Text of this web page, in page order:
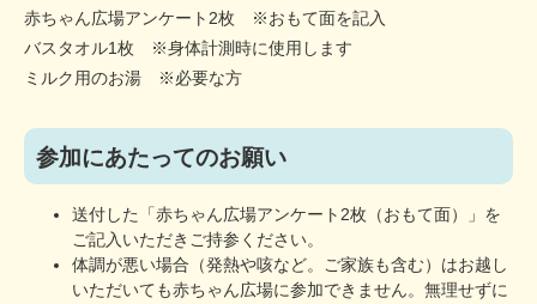
赤ちゃん広場アンケート2枚 ※おもて面を記入
バスタオル1枚 ※身体計測時に使用します
ミルク用のお湯 ※必要な方
参加にあたってのお願い
送付した「赤ちゃん広場アンケート2枚（おもて面）」を
ご記入いただきご持参ください。
体調が悪い場合（発熱や咳など。ご家族も含む）はお越し
いただいても赤ちゃん広場に参加できません。無理せずに